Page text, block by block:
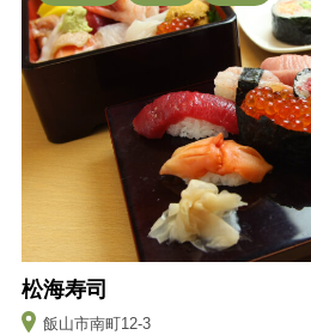
松海寿司
飯山市南町12-3